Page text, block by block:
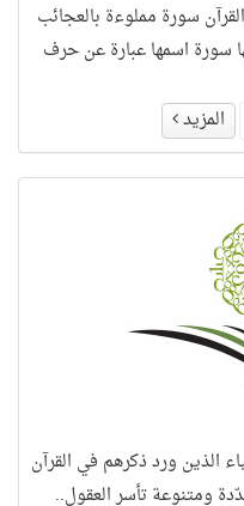
سورة مملوءة بالعجائب
سورة اسمها عبارة عن حرف
المزيد
الذين ورد ذكرهم في القرآن
ومتنوعة تأسر العقول..